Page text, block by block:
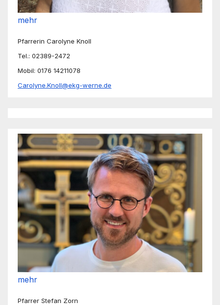
mehr
Pfarrerin Carolyne Knoll
Tel.: 02389-2472
Mobil: 0176 14211078
Carolyne.Knoll@ekg-werne.de
mehr
Pfarrer Stefan Zorn